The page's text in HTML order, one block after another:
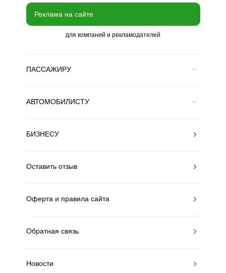
Реклама на сайте
для компаний и рекламодателей
ПАССАЖИРУ
АВТОМОБИЛИСТУ
БИЗНЕСУ
Оставить отзыв
Оферта и правила сайта
Обратная связь
Новости